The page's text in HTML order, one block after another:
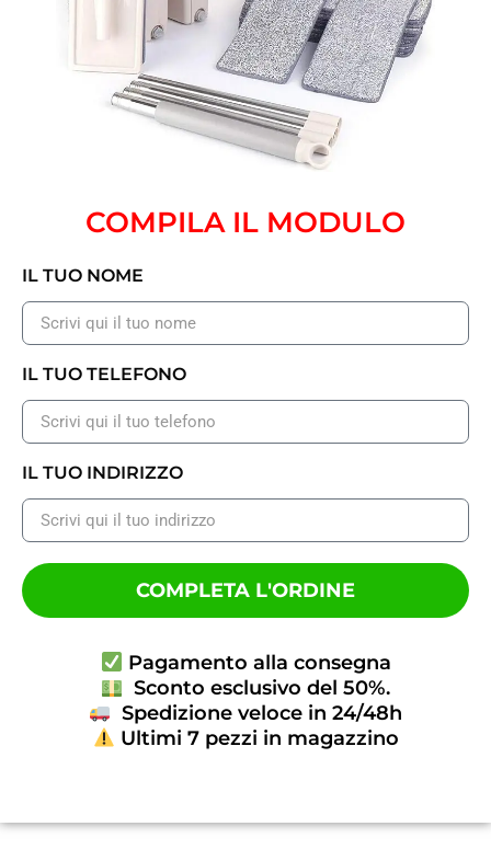
COMPILA IL MODULO
IL TUO NOME
IL TUO TELEFONO
IL TUO INDIRIZZO
COMPLETA L'ORDINE
Pagamento alla consegna
Sconto esclusivo del 50%.
Spedizione veloce in 24/48h
Ultimi 7 pezzi in magazzino